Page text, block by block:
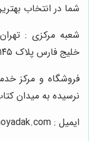
شما در انتخاب
شعبه مرکزی :
خلیج فارس پلاک ۱۴۵ ساختمان چرخ و یدک.
فروشگاه و مرکز
نرسیده به میدان
ایمیل : info@charkhoyadak.com